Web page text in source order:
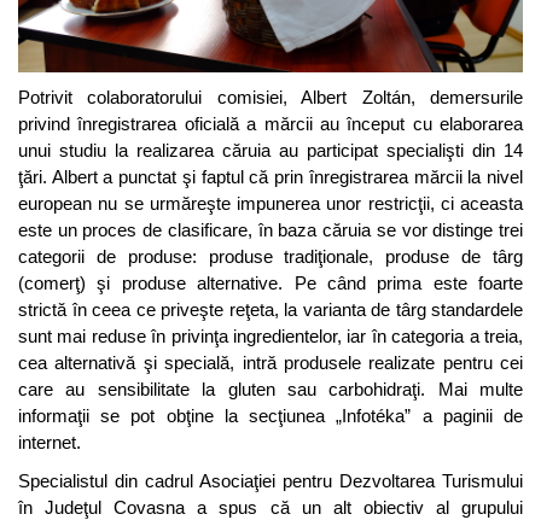
Potrivit colaboratorului comisiei, Albert Zoltán, demersurile
privind înregistrarea oficială a mărcii au început cu elaborarea
unui studiu la realizarea căruia au participat specialişti din 14
ţări. Albert a punctat şi faptul că prin înregistrarea mărcii la nivel
european nu se urmăreşte impunerea unor restricţii, ci aceasta
este un proces de clasificare, în baza căruia se vor distinge trei
categorii de produse: produse tradiţionale, produse de târg
(comerţ) şi produse alternative. Pe când prima este foarte
strictă în ceea ce priveşte reţeta, la varianta de târg standardele
sunt mai reduse în privinţa ingredientelor, iar în categoria a treia,
cea alternativă şi specială, intră produsele realizate pentru cei
care au sensibilitate la gluten sau carbohidraţi. Mai multe
informaţii se pot obţine la secţiunea „Infotéka” a paginii de
internet.
Specialistul din cadrul Asociaţiei pentru Dezvoltarea Turismului
în Judeţul Covasna a spus că un alt obiectiv al grupului